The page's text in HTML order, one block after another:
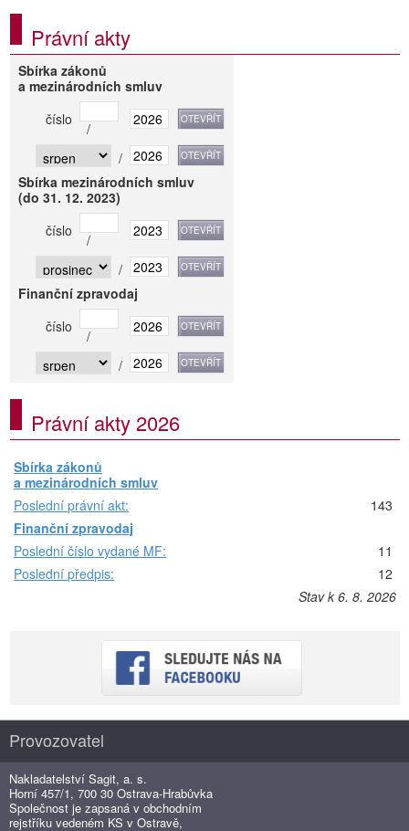
Právní akty
Sbírka zákonů
a mezinárodních smluv
číslo
/
/
Sbírka mezinárodních smluv
(do 31. 12. 2023)
číslo
/
/
Finanční zpravodaj
číslo
/
/
Právní akty 2026
Sbírka zákonů
a mezinárodních smluv
Poslední právní akt:
143
Finanční zpravodaj
Poslední číslo vydané MF:
11
Poslední předpis:
12
Stav k 6. 8. 2026
Provozovatel
Nakladatelství Sagit, a. s.
Horní 457/1, 700 30 Ostrava-Hrabůvka
Společnost je zapsaná v obchodním
rejstříku vedeném KS v Ostravě,